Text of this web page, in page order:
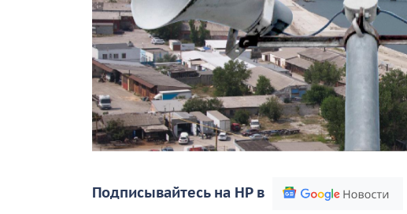
Подписывайтесь на НР в